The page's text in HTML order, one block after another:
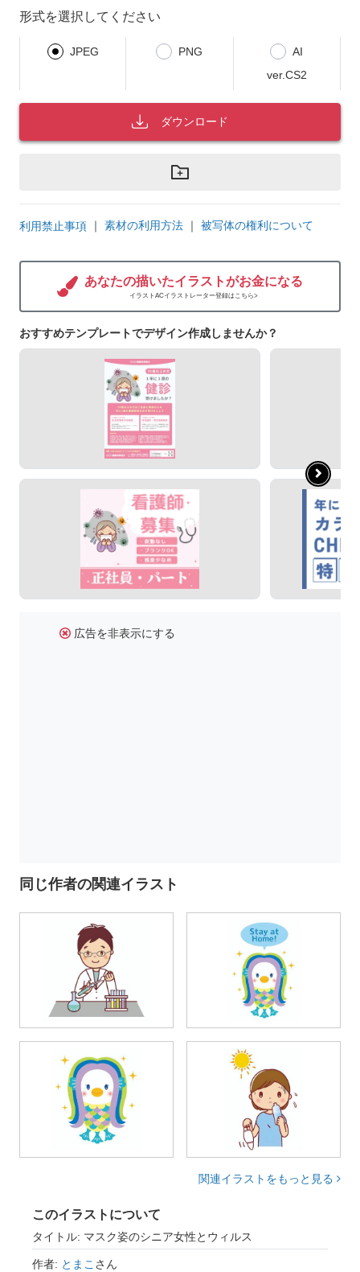
形式を選択してください
JPEG PNG
AI
ver.CS2
ダウンロード
利用禁止事項 ｜ 素材の利用方法 ｜ 被写体の権利について
あなたの描いたイラストがお金になる
イラストACイラストレーター登録はこちら>
おすすめテンプレートでデザイン作成しませんか？
広告を非表示にする
同じ作者の関連イラスト
関連イラストをもっと見る
このイラストについて
タイトル: マスク姿のシニア女性とウィルス
作者: とまこ さん